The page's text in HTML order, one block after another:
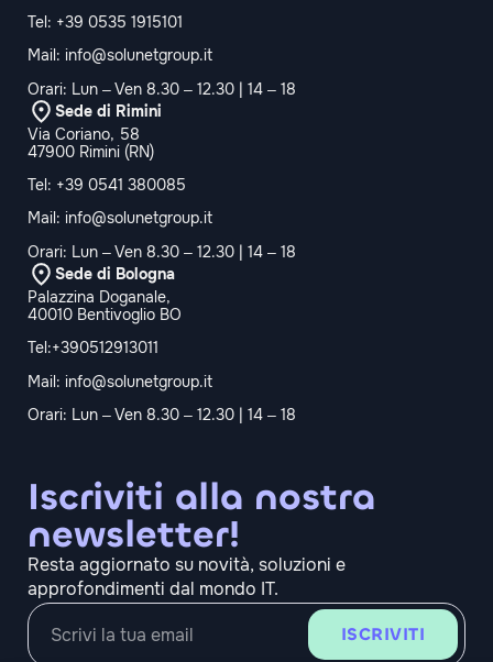
Tel: +39 0535 1915101
Mail: info@solunetgroup.it
Orari: Lun – Ven 8.30 – 12.30 | 14 – 18
Sede di Rimini
Via Coriano, 58
47900 Rimini (RN)
Tel: +39 0541 380085
Mail: info@solunetgroup.it
Orari: Lun – Ven 8.30 – 12.30 | 14 – 18
Sede di Bologna
Palazzina Doganale,
40010 Bentivoglio BO
Tel:+390512913011
Mail: info@solunetgroup.it
Orari: Lun – Ven 8.30 – 12.30 | 14 – 18
Iscriviti alla nostra
newsletter!
Resta aggiornato su novità, soluzioni e
approfondimenti dal mondo IT.
ISCRIVITI